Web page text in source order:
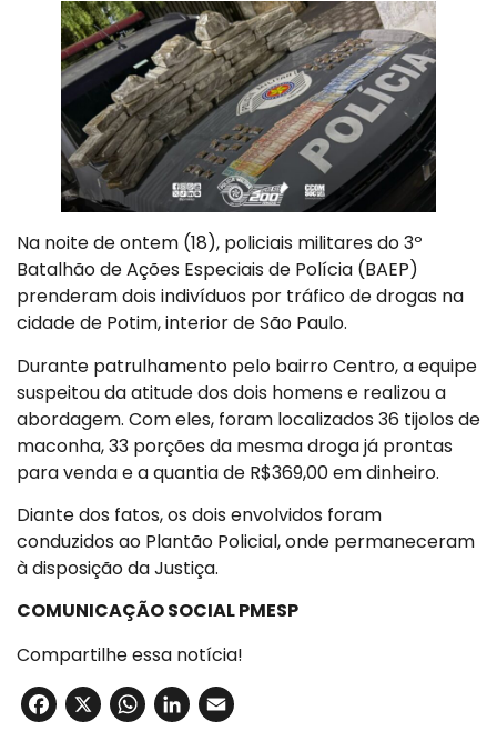
Na noite de ontem (18), policiais militares do 3º
Batalhão de Ações Especiais de Polícia (BAEP)
prenderam dois indivíduos por tráfico de drogas na
cidade de Potim, interior de São Paulo.
Durante patrulhamento pelo bairro Centro, a equipe
suspeitou da atitude dos dois homens e realizou a
abordagem. Com eles, foram localizados 36 tijolos de
maconha, 33 porções da mesma droga já prontas
para venda e a quantia de R$369,00 em dinheiro.
Diante dos fatos, os dois envolvidos foram
conduzidos ao Plantão Policial, onde permaneceram
à disposição da Justiça.
COMUNICAÇÃO SOCIAL PMESP
Compartilhe essa notícia!
Facebook
X WhatsApp
LinkedIn